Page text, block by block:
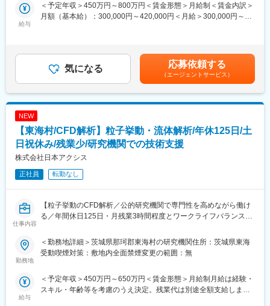
を進めてきた結果、社員の約半数がキャリア採用です。
L事由に関係なくリモートワークが可能なほか、全国に100か所以
上あるシェアオフィスの利用も可能です。
・フルフレックス制
・有給について：1日、半日単位または1時間単位で取得可能
■当社について
国内初のCAE分野での独立系ソフトウェアベンダーとして、仮想
空間における3Dシミュレーションを用いた製品設計・開発から、
数理データや計測データの活用まで対応しています。
◆職務詳細：
◇3Dレイアウト、3Dモデリング、作図、CAE解析業務
◇カーボンニュートラルに向けた取り組みとサポート
※ご経験スキルに応じて別案件の打診をさせていただく場合もござ
います。ご面接の際に志向性に合わせて様々お話しできればと思
◆使用ツール：
◇CATIA
◆エンジニアとしてのご活躍例：
・過去ものづくりに携わっていたが直近別業界で勤務されていた
・マネジメントの道ではなく専門エンジニアスペシャリストとし
て活躍したいと思いご入社された方
◆働く環境：
年休：120日程度
キャリアサポート制度充実：社内に専属のカウンセラーがおり、
給与
＜予定年収＞450万円～800万円＜賃金形態＞月給制＜賃金内訳＞
月額（基本給）：300,000円～420,000円＜月給＞300,000円～
の金額であり、選考を通じて上下する可能性があります。月給(月
額)は固定手当を含めた表記です。
気になる 応募依頼する
（エージェントサービス）
NEW
【東海村/CFD解析】粒子挙動・流体解析/年休125日/土
日祝休み/残業少/研究機関での技術支援
株式会社日本アクシス
正社員 転勤なし
仕事内容
【粒子挙動のCFD解析／公的研究機関で専門性を高めながら働け
る／年間休日125日・月残業3時間程度とワークライフバランスも
■業務概要
析（CFD）技術を駆使し、原子力関連施設の安全性向上や技術検
証に貢献するポジションです。業務は主にデスクワークとなり、
勤務地
＜勤務地詳細＞茨城県那珂郡東海村の研究機関住所：茨城県東海
受動喫煙対策：敷地内全面禁煙変更の範囲：無
給与
＜予定年収＞450万円～650万円＜賃金形態＞月給制月給は経験・
スキル・年齢等を考慮のうえ決定。残業代は別途全額支給しま